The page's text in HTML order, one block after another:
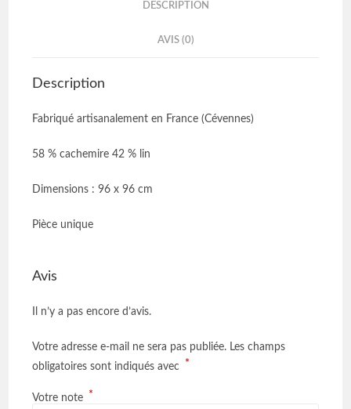
DESCRIPTION
AVIS (0)
Description
Fabriqué artisanalement en France (Cévennes)
58 % cachemire 42 % lin
Dimensions : 96 x 96 cm
Pièce unique
Avis
Il n’y a pas encore d’avis.
Votre adresse e-mail ne sera pas publiée. Les champs
obligatoires sont indiqués avec
*
Votre note *